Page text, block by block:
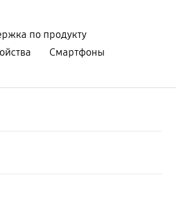
по продукту
Смартфоны